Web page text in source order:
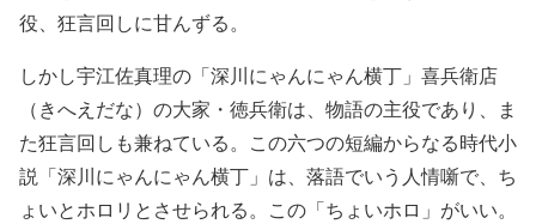
役、狂言回しに甘んずる。
しかし宇江佐真理の「深川にゃんにゃん横丁」喜兵衛店
（きへえだな）の大家・徳兵衛は、物語の主役であり、ま
た狂言回しも兼ねている。この六つの短編からなる時代小
説「深川にゃんにゃん横丁」は、落語でいう人情噺で、ち
ょいとホロリとさせられる。この「ちょいホロ」がいい。